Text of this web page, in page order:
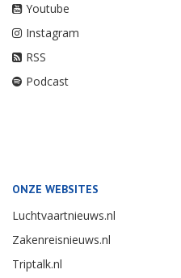
Youtube
Instagram
RSS
Podcast
ONZE WEBSITES
Luchtvaartnieuws.nl
Zakenreisnieuws.nl
Triptalk.nl